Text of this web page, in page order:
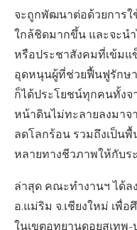
จะถูกพัฒนาต่อด้วยการใ
ใกล้ชิดมากขึ้น และจะน
หรือประชาสังคมที่เข้มแ
อุดหนุนผู้ที่ช่วยฟื้นฟูรักษา
ก็ได้ประโยชน์ทุกคนทั้ง
หน้าดินไม่ทะลายลงมาจ
ลดโลกร้อน รวมถึงเป็น
หลายทางชีวภาพให้กับร
ล่าสุด คณะทำงานฯ ได้
อ.แม่ริม จ.เชียงใหม่ เพื่